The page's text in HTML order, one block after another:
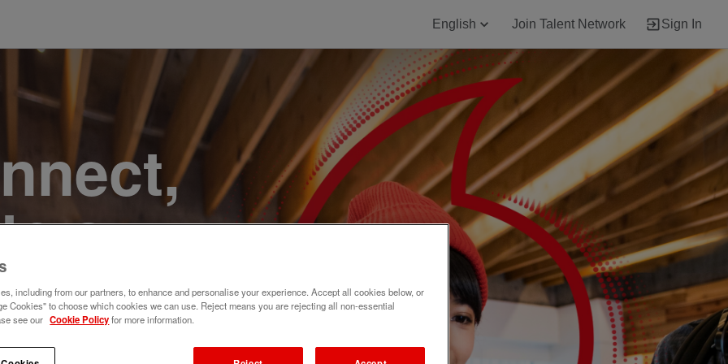
English Join Talent Network Sign In
a
Join
including from our partners, to enhance and personalise your experience. Accept all cookies below, or
Cookies" to choose which cookies we can use. Reject means you are rejecting all non-essential
see our Cookie Policyfor more information.